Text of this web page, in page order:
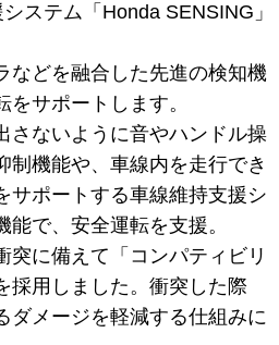
ステム「Honda SENSING」
などを融合した先進の検知機
サポートします。
さないように音やハンドル操
制機能や、車線内を走行でき
サポートする車線維持支援シ
で、安全運転を支援。
突に備えて「コンパティビリ
採用しました。衝突した際
ダメージを軽減する仕組みに